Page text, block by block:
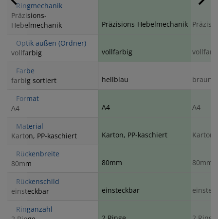
Ringmechanik
Präzisions-
Hebelmechanik
Präzisions-Hebelmechanik
Optik außen (Ordner)
vollfarbig
vollfarbig
Farbe
farbig sortiert
hellblau braun
Format
A4
A4 A4
Material
Karton, PP-kaschiert
Karton, PP-kaschiert Karton,
Rückenbreite
80mm
80mm 80mm
Rückenschild
einsteckbar
einsteckbar
Ringanzahl